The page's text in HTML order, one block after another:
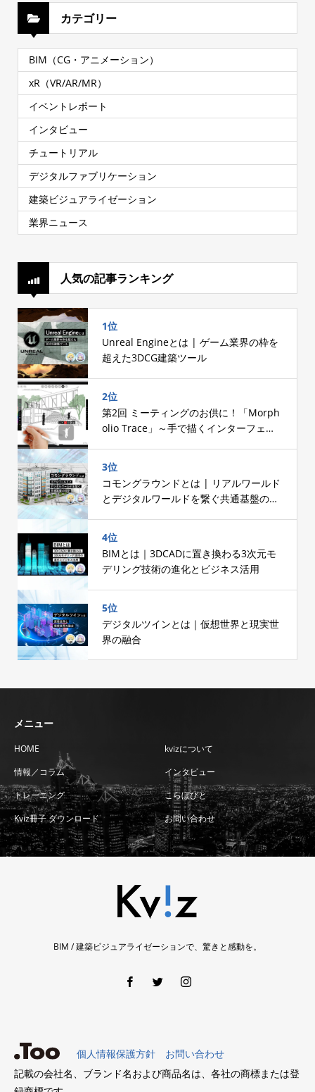
カテゴリー
BIM（CG・アニメーション）
xR（VR/AR/MR）
イベントレポート
インタビュー
チュートリアル
デジタルファブリケーション
建築ビジュアライゼーション
業界ニュース
人気の記事ランキング
1位
Unreal Engineとは | ゲーム業界の枠を
超えた3DCG建築ツール
2位
第2回 ミーティングのお供に！「Morph
olio Trace」～手で描くインターフェー
3位
コモングラウンドとは | リアルワールド
とデジタルワールドを繋ぐ共通基盤の設
4位
BIMとは｜3DCADに置き換わる3次元モ
デリング技術の進化とビジネス活用
5位
デジタルツインとは｜仮想世界と現実世
界の融合
メニュー
HOME
kvizについて
情報／コラム
インタビュー
トレーニング
こらぼびと
Kviz冊子 ダウンロード
お問い合わせ
BIM / 建築ビジュアライゼーションで、驚きと感動を。
個人情報保護方針
お問い合わせ
記載の会社名、ブランド名および商品名は、各社の商標または登